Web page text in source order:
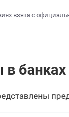
взята с
банках